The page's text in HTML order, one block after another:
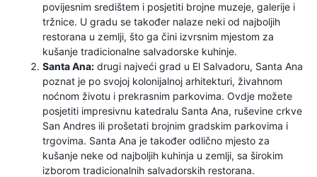
povijesnim središtem i posjetiti brojne muzeje, galerije i
tržnice. U gradu se također nalaze neki od najboljih
restorana u zemlji, što ga čini izvrsnim mjestom za
kušanje tradicionalne salvadorske kuhinje.
Santa Ana: drugi najveći grad u El Salvadoru, Santa Ana
poznat je po svojoj kolonijalnoj arhitekturi, živahnom
noćnom životu i prekrasnim parkovima. Ovdje možete
posjetiti impresivnu katedralu Santa Ana, ruševine crkve
San Andres ili prošetati brojnim gradskim parkovima i
trgovima. Santa Ana je također odlično mjesto za
kušanje neke od najboljih kuhinja u zemlji, sa širokim
izborom tradicionalnih salvadorskih restorana.